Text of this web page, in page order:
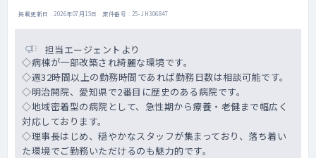
掲載更新日 : 2026年07月15日 案件番号 : 25-JH306847
担当エージェントより
◇病棟が一部改築され綺麗な環境です。
◇週32時間以上の勤務時間であれば勤務日数は相談可能です。
◇明治開院、愛知県で2番目に歴史のある病院です。
◇地域密着型の病院として、急性期から療養・老健まで幅広く
対応しております。
◇理事長はじめ、穏やかなスタッフが集まっており、落ち着い
た環境でご勤務いただけるのも魅力的です。